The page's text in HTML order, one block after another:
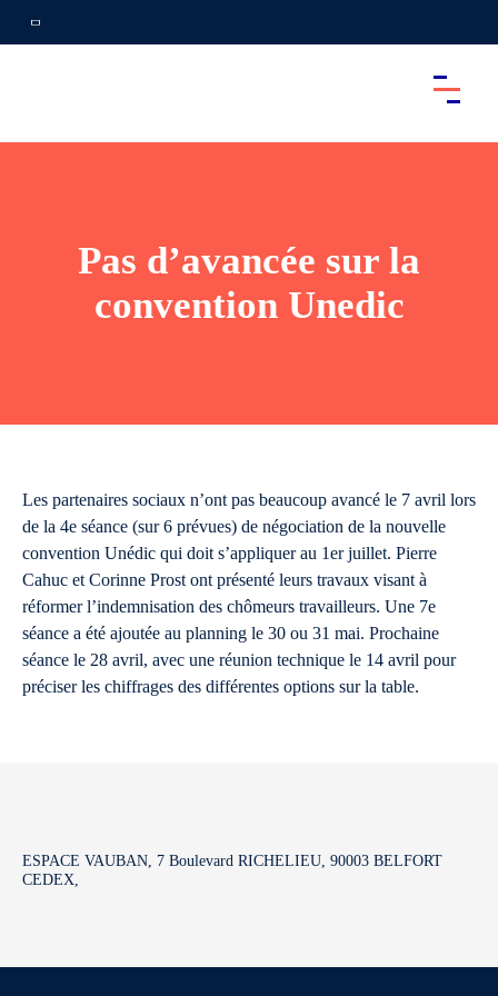
Pas d’avancée sur la
convention Unedic
Les partenaires sociaux n’ont pas beaucoup avancé le 7 avril lors
de la 4e séance (sur 6 prévues) de négociation de la nouvelle
convention Unédic qui doit s’appliquer au 1er juillet. Pierre
Cahuc et Corinne Prost ont présenté leurs travaux visant à
réformer l’indemnisation des chômeurs travailleurs. Une 7e
séance a été ajoutée au planning le 30 ou 31 mai. Prochaine
séance le 28 avril, avec une réunion technique le 14 avril pour
préciser les chiffrages des différentes options sur la table.
ESPACE VAUBAN, 7 Boulevard RICHELIEU, 90003 BELFORT
CEDEX,